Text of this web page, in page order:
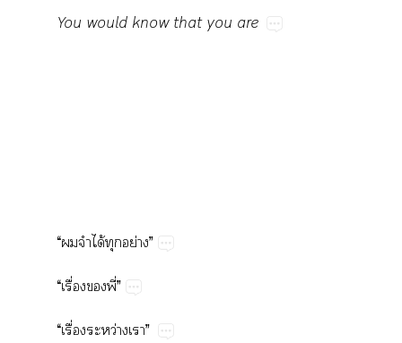
You​would​know​that​you​are
“​​​ได้​​ย่”
“​ื่​​ี่”
“​ื่​ว่​”